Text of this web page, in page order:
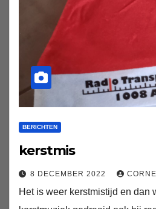
BERICHTEN
kerstmis
8 DECEMBER 2022
Het is weer kerstmistijd en dan